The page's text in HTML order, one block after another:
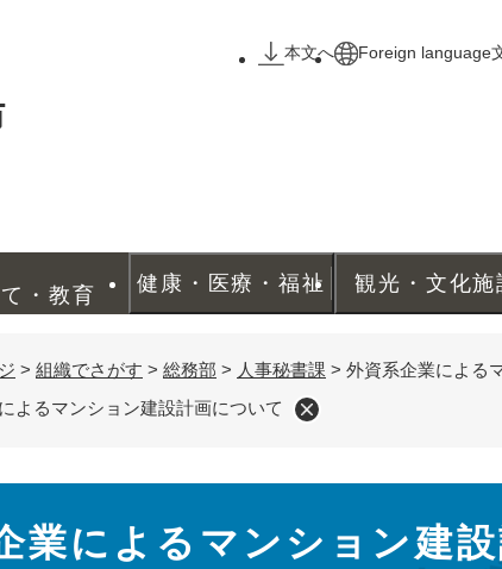
本文へ
Foreign language
・教育 健康・医療・福祉 観光・文化施
> 組織でさがす > 総務部 > 人事秘書課 > 外資系企業による
よるマンション建設計画について
業によるマンション建